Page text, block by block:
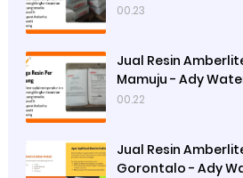
00.23
Jual Resin
Mamuju - Ady
00.22
Jual Resin
Gorontalo - Ady